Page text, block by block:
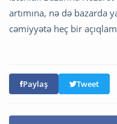
artımına, nə də bazarda
cəmiyyətə heç bir
Paylaş Tweet